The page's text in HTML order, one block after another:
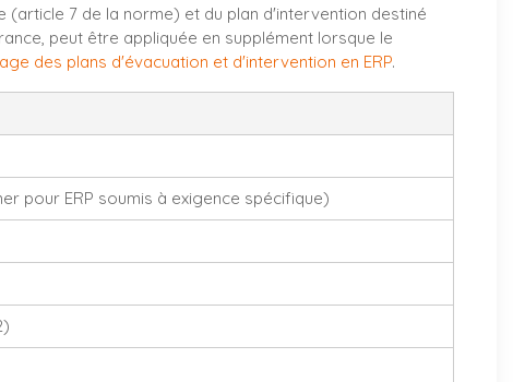
7 de la norme) et du plan d'intervention destiné
peut être appliquée en supplément lorsque le
des plans d'évacuation et d'intervention en ERP.
pour ERP soumis à exigence spécifique)